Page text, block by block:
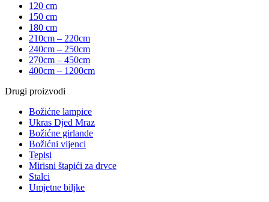
120 cm
150 cm
180 cm
210cm – 220cm
240cm – 250cm
270cm – 450cm
400cm – 1200cm
Drugi proizvodi
Božićne lampice
Ukras Djed Mraz
Božićne girlande
Božićni vijenci
Tepisi
Mirisni štapići za drvce
Stalci
Umjetne biljke